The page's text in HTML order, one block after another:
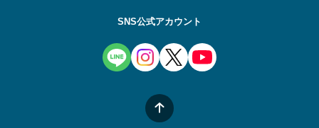
SNS公式アカウント